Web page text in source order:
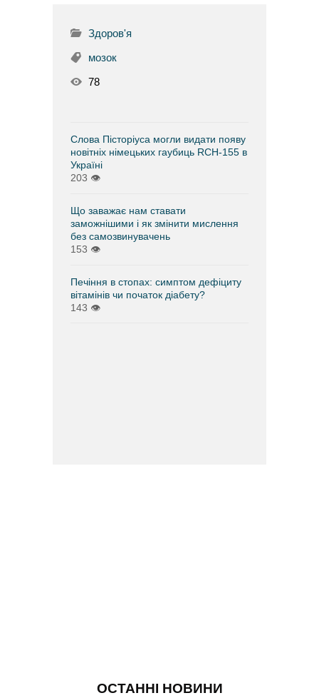
Здоров'я
мозок
78
Слова Пісторіуса могли видати появу
новітніх німецьких гаубиць RCH-155 в
Україні
203 👁
Що заважає нам ставати
заможнішими і як змінити мислення
без самозвинувачень
153 👁
Печіння в стопах: симптом дефіциту
вітамінів чи початок діабету?
143 👁
ОСТАННІ НОВИНИ